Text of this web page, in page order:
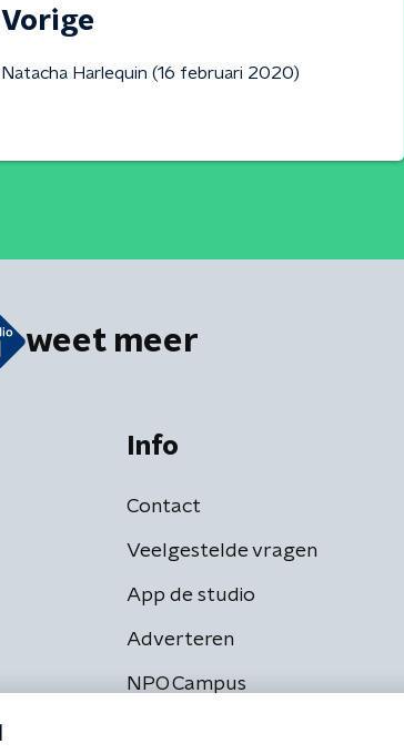
Vorige
Natacha Harlequin (16 februari 2020)
weet meer
Info
Contact
Veelgestelde vragen
App de studio
Adverteren
NPO Campus